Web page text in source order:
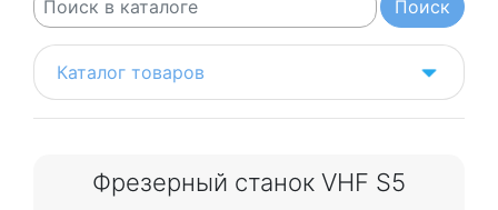
Каталог товаров
Фрезерный станок VHF S5